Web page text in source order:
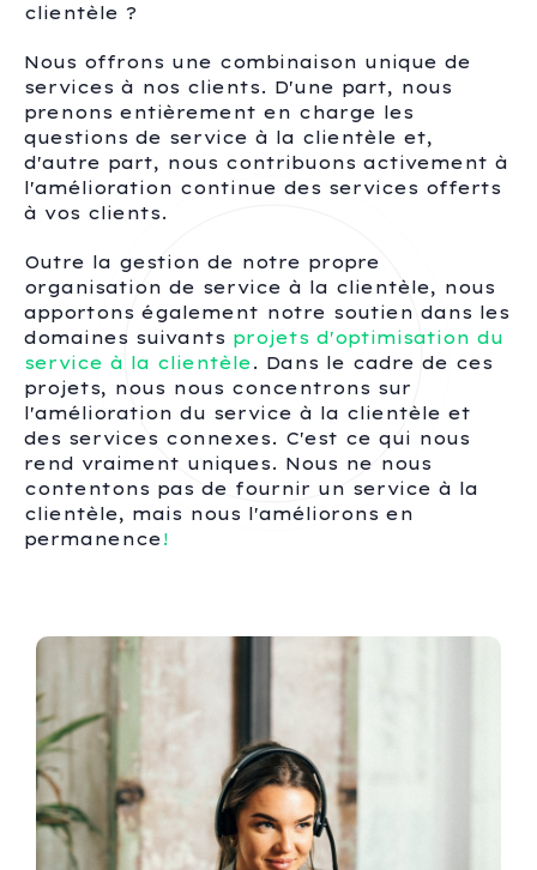
clientèle ?
Nous offrons une combinaison unique de
services à nos clients. D'une part, nous
prenons entièrement en charge les
questions de service à la clientèle et,
d'autre part, nous contribuons activement à
l'amélioration continue des services offerts
à vos clients.
Outre la gestion de notre propre
organisation de service à la clientèle, nous
apportons également notre soutien dans les
domaines suivants projets d'optimisation du
service à la clientèle. Dans le cadre de ces
projets, nous nous concentrons sur
l'amélioration du service à la clientèle et
des services connexes. C'est ce qui nous
rend vraiment uniques. Nous ne nous
contentons pas de fournir un service à la
clientèle, mais nous l'améliorons en
permanence!